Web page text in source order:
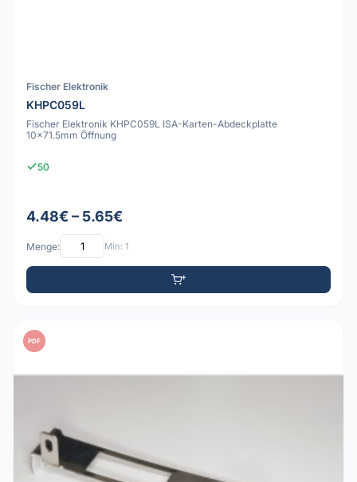
Fischer Elektronik
KHPC059L
Fischer Elektronik KHPC059L ISA-Karten-Abdeckplatte
10x71.5mm Öffnung
50
4.48€ – 5.65€
Menge: Min: 1
PDF